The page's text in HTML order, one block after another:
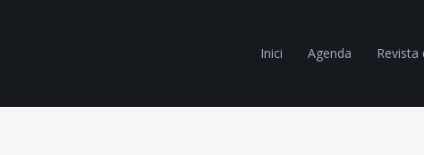
Inici Agenda